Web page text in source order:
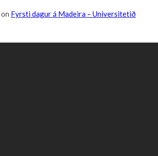
on Fyrsti dagur á Madeira – Universitetið